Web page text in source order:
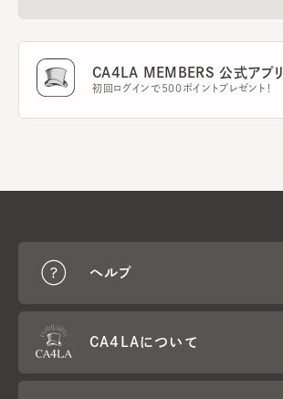
CA4LA MEMBERS 公式アプリ
初回ログインで500ポイントプレゼント！
ヘルプ
CA4LAについて